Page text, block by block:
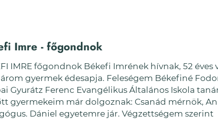
Imre - főgondnok
IMRE főgondnok Békefi Imrének hívnak, 52 éves
gyermek édesapja. Feleségem Békefiné
Gyurátz Ferenc Evangélikus Általános Iskola
gyermekeim már dolgoznak: Csanád mérnök,
Dániel egyetemre jár. Végzettségem szerint